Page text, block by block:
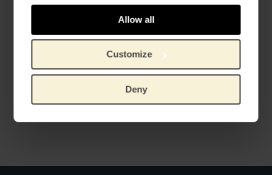
Allow all
Customize
Deny
Muñeco Van Gogh, Vincent
€31,36
Vincent - First Words
€6,41